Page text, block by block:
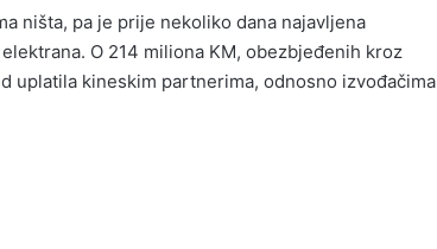
ništa, pa je prije nekoliko dana najavljena
O 214 miliona KM, obezbjeđenih kroz
uplatila kineskim partnerima, odnosno izvođačima